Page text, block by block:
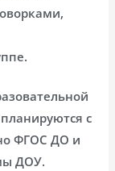
с
ФГОС ДО и
ДОУ.